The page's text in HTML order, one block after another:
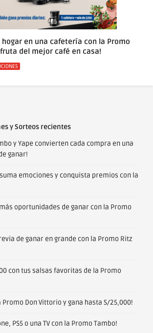
hogar en una cafetería con la Promo
del mejor café en casa!
y Sorteos recientes
y Yape convierten cada compra en una
ganar!
suma emociones y conquista premios con la
oportunidades de ganar con la Promo
de ganar en grande con la Promo Ritz
con tus salsas favoritas de la Promo
Promo Don Vittorio y gana hasta S/25,000!
PS5 o una TV con la Promo Tambo!